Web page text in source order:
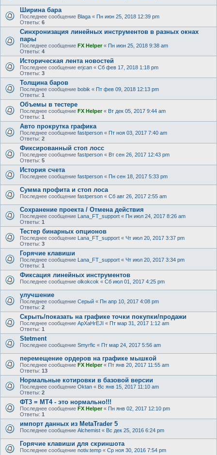
Ширина бара
Последнее сообщение Blaga « Пн июн 25, 2018 12:39 pm
Ответы: 6
Синхронизация линейных инструментов в разных окнах
пары
Последнее сообщение FX Helper« Пн июн 25, 2018 9:38 am
Ответы: 4
Историческая лента новостей
Последнее сообщение erjcan « Сб фев 17, 2018 1:18 pm
Ответы: 3
Толщина баров
Последнее сообщение bobik « Пт фев 09, 2018 12:13 pm
Ответы: 1
Объемы в тестере
Последнее сообщение FX Helper« Вт дек 05, 2017 9:44 am
Ответы: 1
Авто прокрутка графика
Последнее сообщение fastperson « Пт ноя 03, 2017 7:40 am
Ответы: 2
Фиксированный стоп лосс
Последнее сообщение fastperson « Вт сен 26, 2017 12:43 pm
Ответы: 5
История счета
Последнее сообщение fastperson « Пн сен 18, 2017 5:33 pm
Сумма профита и стоп лоса
Последнее сообщение fastperson « Сб авг 26, 2017 2:55 am
Сохранение проекта / Отмена действия
Последнее сообщение Lana_FT_support « Пн июл 24, 2017 8:26 am
Ответы: 1
Тестер бинарных опционов
Последнее сообщение Lana_FT_support « Чт июл 20, 2017 3:37 pm
Ответы: 3
Горячие клавиши
Последнее сообщение Lana_FT_support « Чт июл 20, 2017 3:34 pm
Ответы: 1
Фиксация линейных инструментов
Последнее сообщение olkokcok « Сб июл 01, 2017 4:25 pm
улучшение
Последнее сообщение Серый « Пн апр 10, 2017 4:08 pm
Ответы: 2
Скрыть/показать на графике точки покупки/продажи
Последнее сообщение ApXaHrEJI « Пт мар 31, 2017 1:12 am
Ответы: 1
Stetment
Последнее сообщение Smyrfic « Пт мар 24, 2017 5:56 am
перемещение ордеров на графике мышкой
Последнее сообщение FX Helper« Пт янв 20, 2017 11:55 am
Ответы: 13
Нормальные котировки в базовой версии
Последнее сообщение Oktan « Вс янв 15, 2017 11:10 am
Ответы: 2
ФТ3 = МТ4 - это нормально!!!
Последнее сообщение FX Helper« Пн янв 02, 2017 12:10 pm
Ответы: 1
импорт данных из MetaTrader 5
Последнее сообщение Alchemist « Вс дек 25, 2016 6:24 pm
Горячие клавиши для скриншота
Последнее сообщение notiv.temp « Ср ноя 30, 2016 7:54 pm